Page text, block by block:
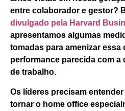
entre colaborador e gestor?
divulgado pela Harvard
apresentamos algumas
tomadas para amenizar essa
performance parecida com a
de trabalho.
Os líderes precisam
tornar o home office